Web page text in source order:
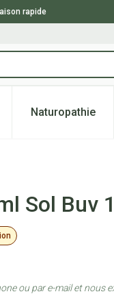
rapide
&
catégorie
sous-menu pour la
Naturopathie
Afficher
Sol Buv
ou par e-mail et nous